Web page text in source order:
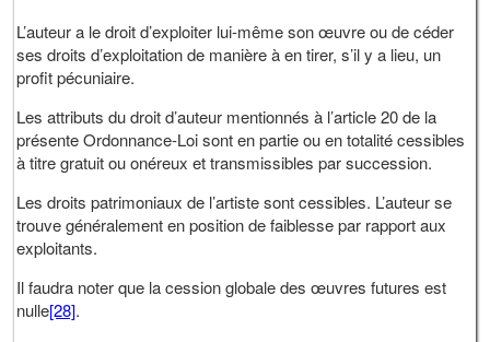
L’auteur a le droit d’exploiter lui-même son œuvre ou de céder
ses droits d’exploitation de manière à en tirer, s’il y a lieu, un
profit pécuniaire.
Les attributs du droit d’auteur mentionnés à l’article 20 de la
présente Ordonnance-Loi sont en partie ou en totalité cessibles
à titre gratuit ou onéreux et transmissibles par succession.
Les droits patrimoniaux de l’artiste sont cessibles. L’auteur se
trouve généralement en position de faiblesse par rapport aux
exploitants.
Il faudra noter que la cession globale des œuvres futures est
nulle[28].